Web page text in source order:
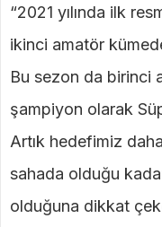
“2021 yılında ilk
ikinci amatör
Bu sezon da birinci
şampiyon olarak
Artık hedefimiz
sahada olduğu
olduğuna dikkat